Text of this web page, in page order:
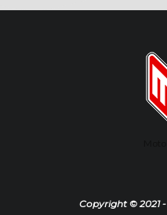
Copyright © 2021 -